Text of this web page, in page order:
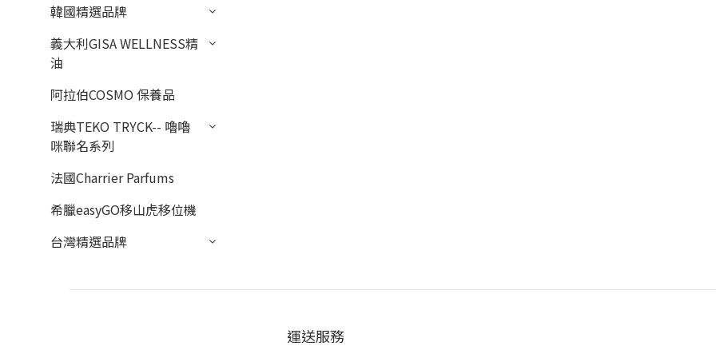
韓國精選品牌
義大利GISA WELLNESS精
油
阿拉伯COSMO 保養品
瑞典TEKO TRYCK-- 嚕嚕
咪聯名系列
法國Charrier Parfums
希臘easyGO移山虎移位機
台灣精選品牌
運送服務